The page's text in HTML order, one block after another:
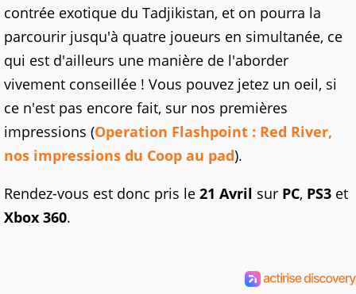
contrée exotique du Tadjikistan, et on pourra la
parcourir jusqu'à quatre joueurs en simultanée, ce
qui est d'ailleurs une manière de l'aborder
vivement conseillée ! Vous pouvez jetez un oeil, si
ce n'est pas encore fait, sur nos premières
impressions (Operation Flashpoint : Red River,
nos impressions du Coop au pad).
Rendez-vous est donc pris le 21 Avril sur PC, PS3 et
Xbox 360.